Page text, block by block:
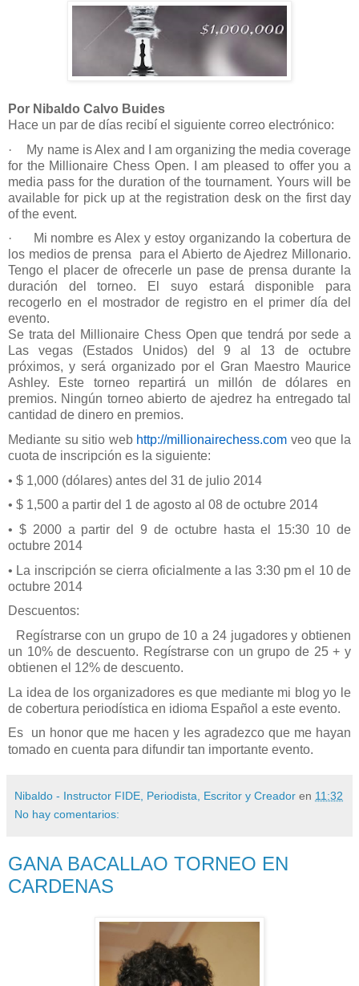
Por Nibaldo Calvo Buides
Hace un par de días recibí el siguiente correo electrónico:
·
My name is Alex and I am organizing the media coverage
for the Millionaire Chess Open.
I am pleased to offer you a
media pass for the duration of the tournament. Yours will be
available for pick up at the registration desk on the first day
of the event.
·
Mi nombre es Alex y estoy organizando la cobertura de
los medios de prensa
para el Abierto de Ajedrez Millonario.
Tengo el placer de ofrecerle un pase de prensa durante la
duración del torneo. El suyo estará disponible para
recogerlo en el mostrador de registro en el primer día del
evento.
Se trata del Millionaire Chess Open que tendrá por sede a
Las vegas (Estados Unidos) del 9 al 13 de octubre
próximos, y será organizado por el Gran Maestro Maurice
Ashley. Este torneo repartirá un millón de dólares en
premios. Ningún torneo abierto de ajedrez ha entregado tal
cantidad de dinero en premios.
Mediante su sitio web http://millionairechess.com veo que la
cuota de inscripción es la siguiente:
• $ 1,000 (dólares) antes del 31 de julio 2014
• $ 1,500 a partir del 1 de agosto al 08 de octubre 2014
• $ 2000 a partir del 9 de octubre hasta el 15:30 10 de
octubre 2014
• La inscripción se cierra oficialmente a las 3:30 pm el 10 de
octubre 2014
Descuentos:
Regístrarse con un grupo de 10 a 24 jugadores y obtienen
un 10% de descuento. Regístrarse con ungrupo de 25 + y
obtienen el 12% de descuento.
La idea de los organizadores es que mediante mi blog yo le
de cobertura periodística en idioma Español a este evento.
Es
un honor que me hacen y les agradezco que me hayan
tomado en cuenta para difundir tan importante evento.
Nibaldo - Instructor FIDE, Periodista, Escritor y Creador en 11:32
No hay comentarios:
GANA BACALLAO TORNEO EN
CARDENAS